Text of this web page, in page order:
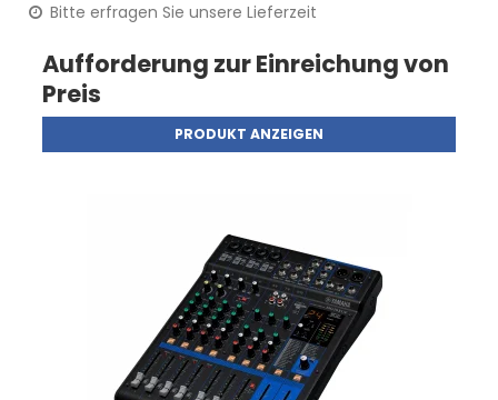
Bitte erfragen Sie unsere Lieferzeit
Aufforderung zur Einreichung von
Preis
PRODUKT ANZEIGEN